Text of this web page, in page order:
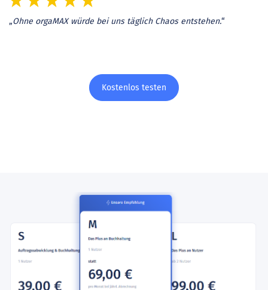
„Ohne orgaMAX würde bei uns täglich Chaos entstehen.“
Kostenlos testen